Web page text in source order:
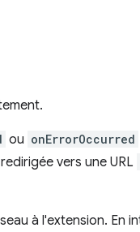
ou onErrorOccurred
vers une URL
à l'extension. En